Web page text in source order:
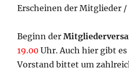
Erscheinen der Mitglieder /
Beginn der
19.00 Uhr. Auch hier gibt
Vorstand bittet um